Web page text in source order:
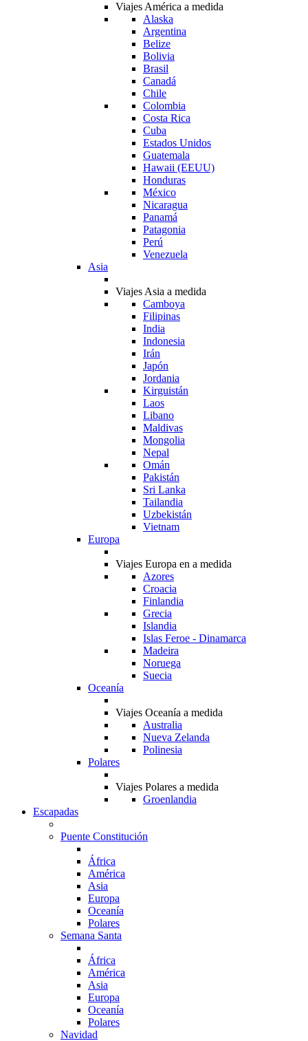
Viajes América a medida
Alaska
Argentina
Belize
Bolivia
Brasil
Canadá
Chile
Colombia
Costa Rica
Cuba
Estados Unidos
Guatemala
Hawaii (EEUU)
Honduras
México
Nicaragua
Panamá
Patagonia
Perú
Venezuela
Asia
Viajes Asia a medida
Camboya
Filipinas
India
Indonesia
Irán
Japón
Jordania
Kirguistán
Laos
Libano
Maldivas
Mongolia
Nepal
Omán
Pakistán
Sri Lanka
Tailandia
Uzbekistán
Vietnam
Europa
Viajes Europa en a medida
Azores
Croacia
Finlandia
Grecia
Islandia
Islas Feroe - Dinamarca
Madeira
Noruega
Suecia
Oceanía
Viajes Oceanía a medida
Australia
Nueva Zelanda
Polinesia
Polares
Viajes Polares a medida
Groenlandia
Escapadas
Puente Constitución
África
América
Asia
Europa
Oceanía
Polares
Semana Santa
África
América
Asia
Europa
Oceanía
Polares
Navidad